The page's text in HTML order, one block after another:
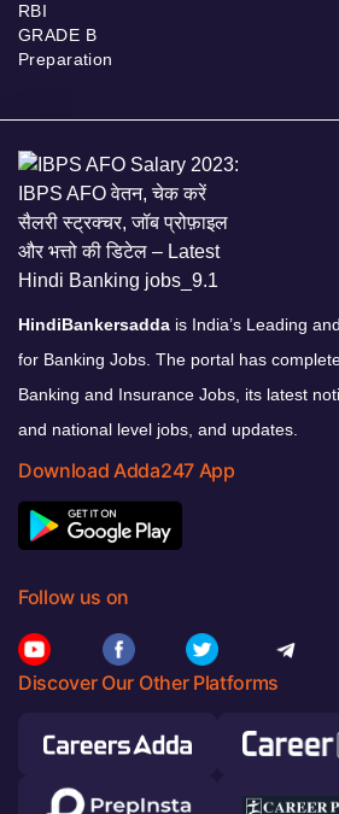
RBI
GRADE B
Preparation
HindiBankersadda is India’s Leading
for Banking Jobs. The portal has
Banking and Insurance Jobs, its latest
and national level jobs, and updates.
Download Adda247 App
Follow us on
Discover Our Other Platforms